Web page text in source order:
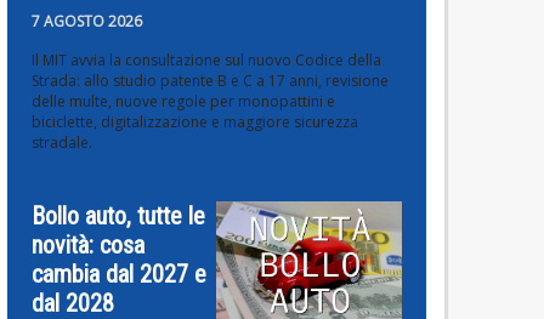
7 AGOSTO 2026
Il MIT avvia la consultazione sul nuovo Codice della
Strada: allo studio patente B e C a 17 anni, revisione
delle multe, nuove regole per monopattini e
biciclette, digitalizzazione e maggiore sicurezza
stradale.
Bollo auto, tutte le
novità: cosa
cambia dal 2027 e
dal 2028